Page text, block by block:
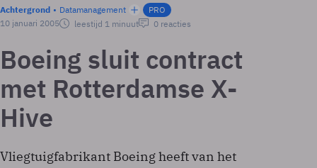
Achtergrond Datamanagement
PRO
10 januari 2005
leestijd 1 minuut 0 reacties
Boeing sluit contract
met Rotterdamse X-
Hive
Vliegtuigfabrikant Boeing heeft van het